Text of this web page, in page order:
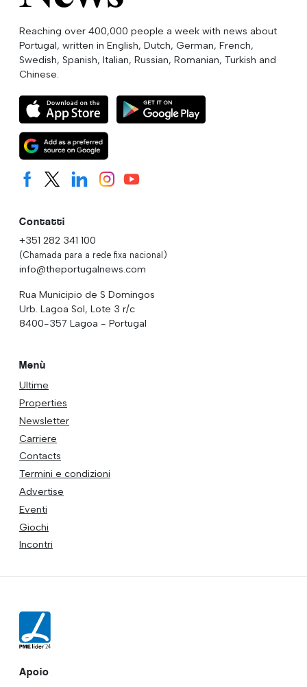
Reaching over 400,000 people a week with news about
Portugal, written in English, Dutch, German, French,
Swedish, Spanish, Italian, Russian, Romanian, Turkish and
Chinese.
Contatti
+351 282 341 100
(Chamada para a rede fixa nacional)
info@theportugalnews.com
Rua Municipio de S Domingos
Urb. Lagoa Sol, Lote 3 r/c
8400-357 Lagoa - Portugal
Menù
Ultime
Properties
Newsletter
Carriere
Contacts
Termini e condizioni
Advertise
Eventi
Giochi
Incontri
Apoio